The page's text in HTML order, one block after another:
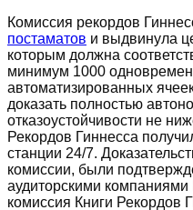
Комиссия рекордов
постаматов и выдвинула
которым должна
минимум 1000
автоматизированных
доказать полностью
отказоустойчивости не
Рекордов Гиннесса
станции 24/7.
комиссии, были
аудиторскими
комиссия Книги Рекордов